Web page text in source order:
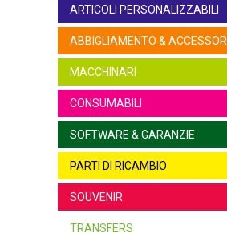
ARTICOLI PERSONALIZZABILI
ABBIGLIAMENTO & ACCESSORI
MACCHINARI
CONSUMABILI
SOFTWARE & GARANZIE
PARTI DI RICAMBIO
SOUVENIR
TRANSFERS